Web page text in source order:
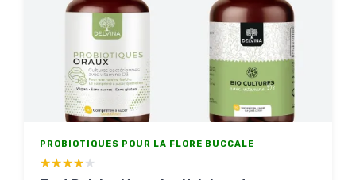
PROBIOTIQUES POUR LA FLORE BUCCALE
★★★★★
★★★★★